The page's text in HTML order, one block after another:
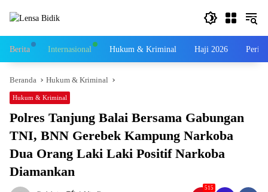
Berita Internasional Hukum & Kriminal Haji 2026
Beranda Hukum & Kriminal
Hukum & Kriminal
Polres Tanjung Balai Bersama Gabungan
TNI, BNN Gerebek Kampung Narkoba
Dua Orang Laki Laki Positif Narkoba
Diamankan
515